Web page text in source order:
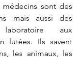
médecins sont des
mais aussi des
aux
lutées. Ils savent
les animaux, les